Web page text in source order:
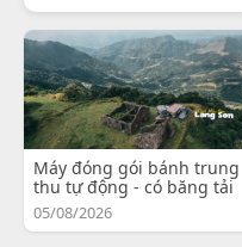
Máy đóng gói bánh trung
thu tự động - có băng tải
05/08/2026